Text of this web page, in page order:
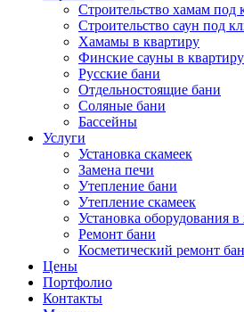
Строительство хамам под
Строительство саун под
Хамамы в квартиру
Финские сауны в квартиру
Русские бани
Отдельностоящие бани
Соляные бани
Бассейны
Услуги
Установка скамеек
Замена печи
Утепление бани
Утепление скамеек
Установка оборудования
Ремонт бани
Косметический ремонт
Цены
Портфолио
Контакты